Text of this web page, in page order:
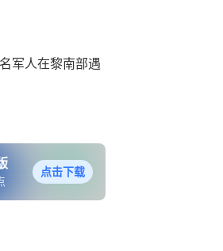
军人在黎南部遇
点击下载